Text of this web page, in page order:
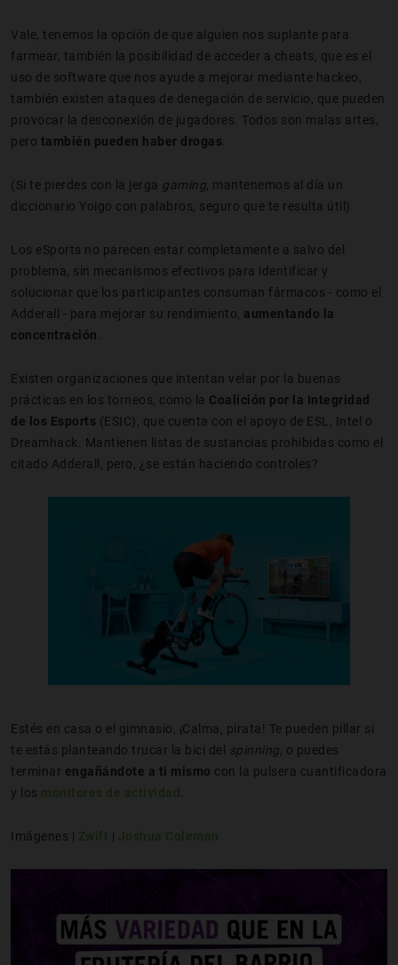
Vale, tenemos la opción de que alguien nos suplante para
farmear, también la posibilidad de acceder a cheats, que es el
uso de software que nos ayude a mejorar mediante hackeo,
también existen ataques de denegación de servicio, que pueden
provocar la desconexión de jugadores. Todos son malas artes,
pero también pueden haber drogas.
(Si te pierdes con la jerga gaming, mantenemos al día un
diccionario Yoigo con palabros, seguro que te resulta útil)
Los eSports no parecen estar completamente a salvo del
problema, sin mecanismos efectivos para identificar y
solucionar que los participantes consuman fármacos - como el
Adderall - para mejorar su rendimiento, aumentando la
concentración.
Existen organizaciones que intentan velar por la buenas
prácticas en los torneos, como la Coalición por la Integridad
de los Esports (ESIC), que cuenta con el apoyo de ESL, Intel o
Dreamhack. Mantienen listas de sustancias prohibidas como el
citado Adderall, pero, ¿se están haciendo controles?
Estés en casa o el gimnasio, ¡Calma, pirata! Te pueden pillar si
te estás planteando trucar la bici del spinning , o puedes
terminar engañándote a ti mismo con la pulsera cuantificadora
y los monitores de actividad
Imágenes | Zwift | Joshua Coleman